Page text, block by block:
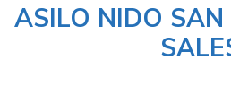
ASILO NIDO SAN